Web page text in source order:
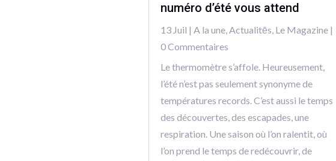
numéro d’été vous attend
13 Juil | A la une,Actualitēs, Le Magazine|
0 Commentaires
Le thermomètre s’affole. Heureusement,
l’été n’est pas seulement synonyme de
températures records. C’est aussi le temps
des découvertes, des escapades, une
respiration. Une saison où l’on ralentit, où
l’on prend le temps de redécouvrir, de